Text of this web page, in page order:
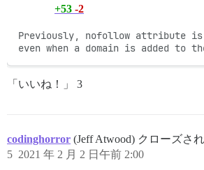
+53 -2
Previously, nofollow attribute is
even when a domain is added to
「いいね！」 3
codinghorror (Jeff Atwood) クローズさ
2021 年 2 月 2 日午前 2:00
5